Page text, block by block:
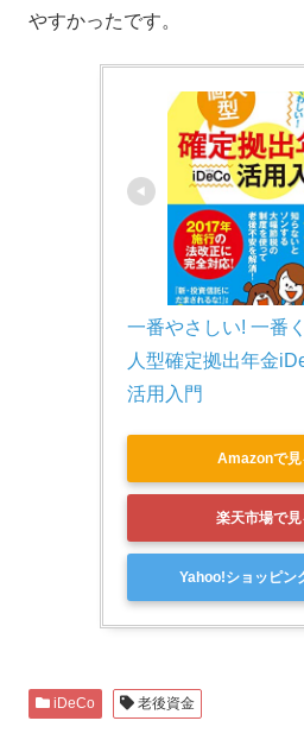
やすかったです。
一番やさしい! 一番
人型確定拠出年金
活用入門
Amazonで見
楽天市場で見
Yahoo!ショッピン
iDeCo 老後資金